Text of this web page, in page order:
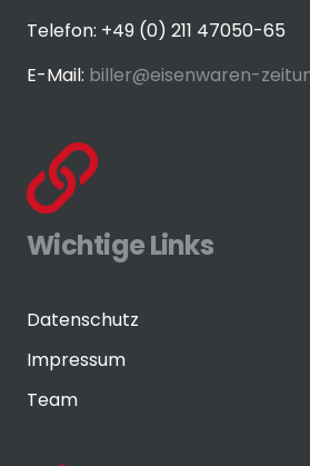
Telefon: +49 (0) 211 47050-65
E-Mail: biller@eisenwaren-
Wichtige Links
Datenschutz
Impressum
Team